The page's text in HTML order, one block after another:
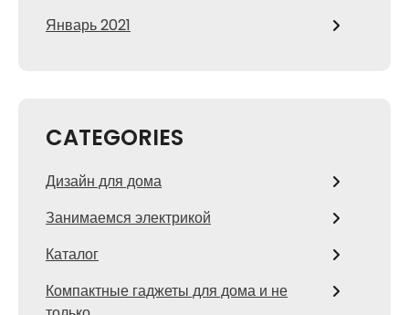
Январь 2021
CATEGORIES
Дизайн для дома
Занимаемся электрикой
Каталог
Компактные гаджеты для дома и не